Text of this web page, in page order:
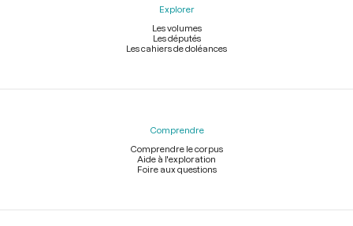
Explorer
Les volumes
Les députés
Les cahiers de doléances
Comprendre
Comprendre le corpus
Aide à l'exploration
Foire aux questions